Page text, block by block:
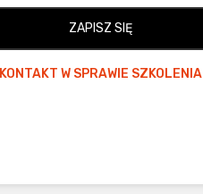
ZAPISZ SIĘ
KONTAKT W SPRAWIE SZKOLENIA